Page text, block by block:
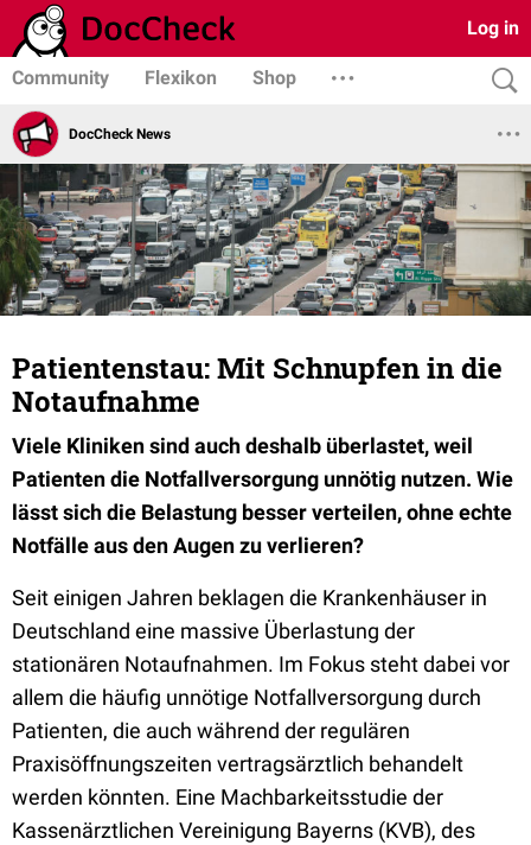
Log in
Community Flexikon Shop
DocCheck News
Patientenstau: Mit Schnupfen in die
Notaufnahme
Viele Kliniken sind auch deshalb überlastet, weil
Patienten die Notfallversorgung unnötig nutzen. Wie
lässt sich die Belastung besser verteilen, ohne echte
Notfälle aus den Augen zu verlieren?
Seit einigen Jahren beklagen die Krankenhäuser in
Deutschland eine massive Überlastung der
stationären Notaufnahmen. Im Fokus steht dabei vor
allem die häufig unnötige Notfallversorgung durch
Patienten, die auch während der regulären
Praxisöffnungszeiten vertragsärztlich behandelt
werden könnten. Eine Machbarkeitsstudie der
Kassenärztlichen Vereinigung Bayerns (KVB), des